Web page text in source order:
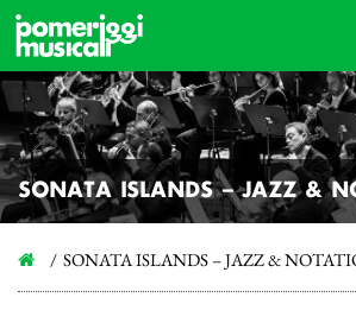
SONATA ISLANDS – JAZZ &
SONATA ISLANDS – JAZZ &